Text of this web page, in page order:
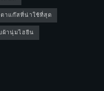
ตาแก๊สที่น่าใช้ที่สุด
ผ้านุ่มไฮยีน